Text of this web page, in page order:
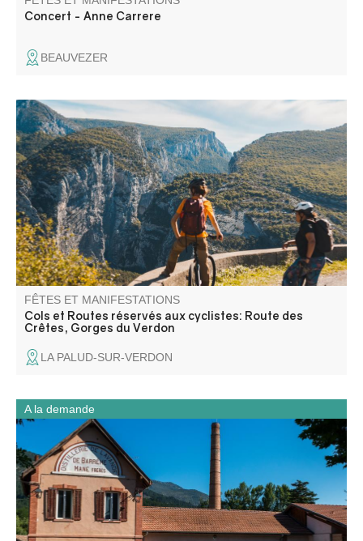
Concert - Anne Carrere
BEAUVEZER
Quel bonheur de faire la route des Crêtes sans le bruit
des moteurs ! Venez vivre cette expérience unique avec
vos vélos ou en effectuant une locations auprès de nos
prestataires (pourquoi pas électriques?).
FÊTES ET MANIFESTATIONS
Cols et Routes réservés aux cyclistes: Route des
Crêtes, Gorges du Verdon
LA PALUD-SUR-VERDON
Une journée complète associant patrimoine industriel,
médiation culturelle et découverte du territoire.
A la demande